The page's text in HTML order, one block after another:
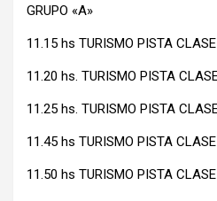
GRUPO «A»
11.15 hs TURISMO PISTA
11.20 hs. TURISMO PISTA
11.25 hs. TURISMO PISTA
11.45 hs TURISMO PISTA
11.50 hs TURISMO PISTA CLASE